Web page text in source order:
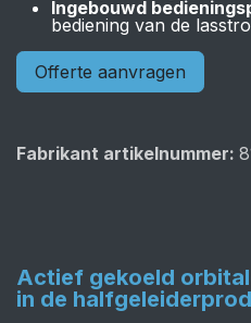
Ingebouwd
bediening van de
Offerte aanvragen
Fabrikant artikelnummer:
Actief gekoeld
in de